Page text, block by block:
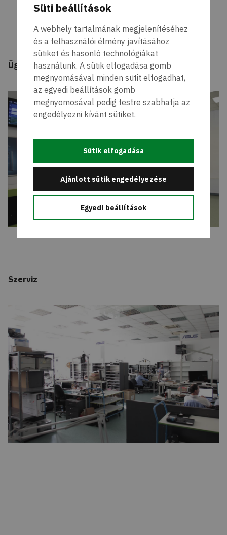
Süti beállítások
A webhely tartalmának megjelenítéséhez
és a felhasználói élmény javításához
sütiket és hasonló technológiákat
használunk. A sütik elfogadása gomb
megnyomásával minden sütit elfogadhat,
az egyedi beállítások gomb
megnyomosával pedig testre szabhatja az
engedélyezni kívánt sütiket.
Sütik elfogadása
Ajánlott sütik engedélyezése
Egyedi beállítások
Ügyféltér
Szerviz